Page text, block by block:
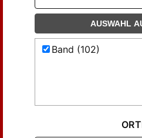
AUSWAHL
Band (102)